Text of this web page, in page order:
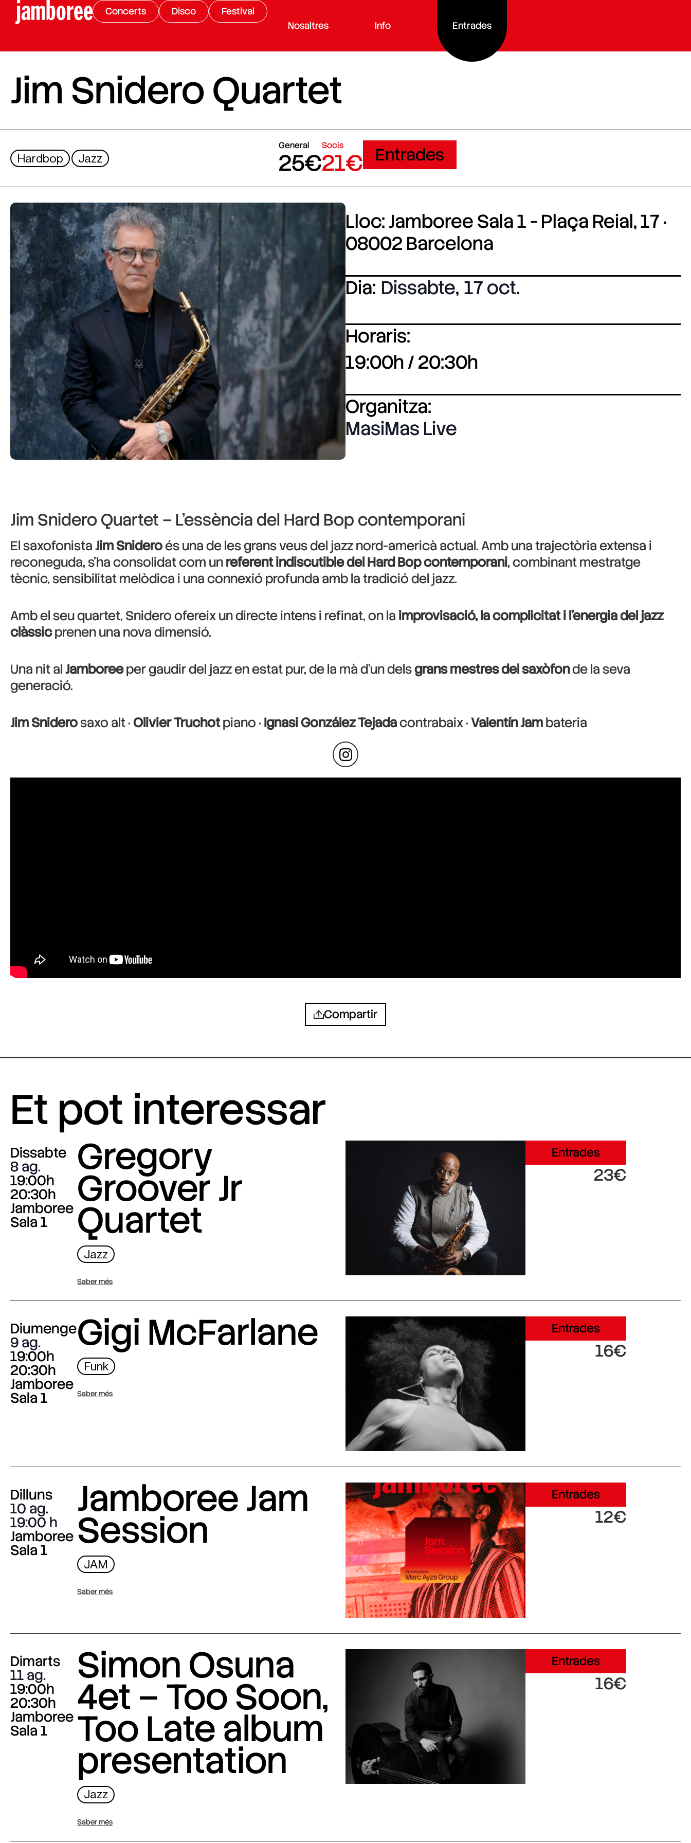
Concerts Disco
Festival
Nosaltres
Info Entrades
Jim Snidero Quartet
Hardbop Jazz
General
25€
Socis
21€ Entrades
Lloc: Jamboree Sala 1 - Plaça Reial, 17 ·
08002 Barcelona
Dia: Dissabte, 17 oct.
Horaris:
19:00h / 20:30h
Organitza:
MasiMas Live
Jim Snidero Quartet – L’essència del Hard Bop contemporani
El saxofonistaJim Snideroés una de les grans veus del jazz nord-americà actual. Amb una trajectòria extensa i
reconeguda, s’ha consolidat com unreferent indiscutible del Hard Bop contemporani, combinant mestratge
tècnic, sensibilitat melòdica i una connexió profunda amb la tradició del jazz.
Amb el seu quartet, Snidero ofereix un directe intens i refinat, on la improvisació, la complicitat i l’energia del jazz
clàssicprenen una nova dimensió.
Una nit alJamboreeper gaudir del jazz en estat pur, de la mà d’un delsgrans mestres del saxòfonde la seva
generació.
Jim Sniderosaxo alt ·Olivier Truchotpiano · Ignasi González Tejadacontrabaix ·Valentín Jambateria
Compartir
Et pot interessar
Dissabte
8 ag.
19:00h
20:30h
Jamboree
Sala 1
Gregory
Groover Jr
Quartet
Jazz
Saber més
Entrades
23€
Diumenge
9 ag.
19:00h
20:30h
Jamboree
Sala 1
Gigi McFarlane
Funk
Saber més
Entrades
16€
Dilluns
10 ag.
19:00
Jamboree
Sala 1
Jamboree Jam
Session
JAM
Saber més
Entrades
12€
Dimarts
11 ag.
19:00h
20:30h
Jamboree
Sala 1
Simon Osuna
4et – Too Soon,
Too Late album
presentation
Jazz
Saber més
Entrades
16€